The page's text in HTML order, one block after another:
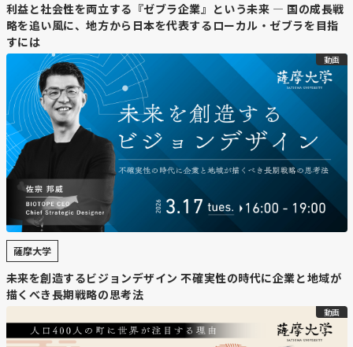
・ミルクジャムを軸にブランド確立
十勝しんむら牧場は、放牧牛の生乳を使ったミルクジャム
を主力商品として年間14万本販売。現在は年間売上約2億
円の中心を自社商品の販売が占め、牧場ブランドを支えて
いる。
・体験型事業でファンを拡大
牧場内のカフェに加え、大草原を望むサウナや宿泊施設を
整備。牧場ならではの景観や体験を提供し、口コミで利用
者を増やすことで、新たな顧客との接点を生み出してい
る。
・体験が販路拡大にも貢献
サウナや宿泊施設をきっかけに牧場のファンが増え、ミル
クジャムの新たな販路開拓にもつながっている。乳製品販
売だけでなく、「空間の価値」を提供することで持続可能
な牧場経営を目指している。
利益と社会性を両立する『ゼブラ企業』という未来 — 国の成長戦
略を追い風に、地方から日本を代表するローカル・ゼブラを目指
すには
動画
薩摩大学
未来を創造するビジョンデザイン 不確実性の時代に企業と地域が
描くべき長期戦略の思考法
動画